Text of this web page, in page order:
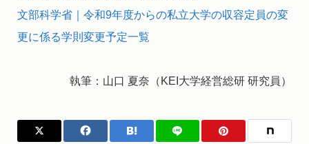
文部科学省｜令和9年度からの私立大学の収容定員の変
更に係る学則変更予定一覧
執筆：山口 夏奈（KEI大学経営総研 研究員）